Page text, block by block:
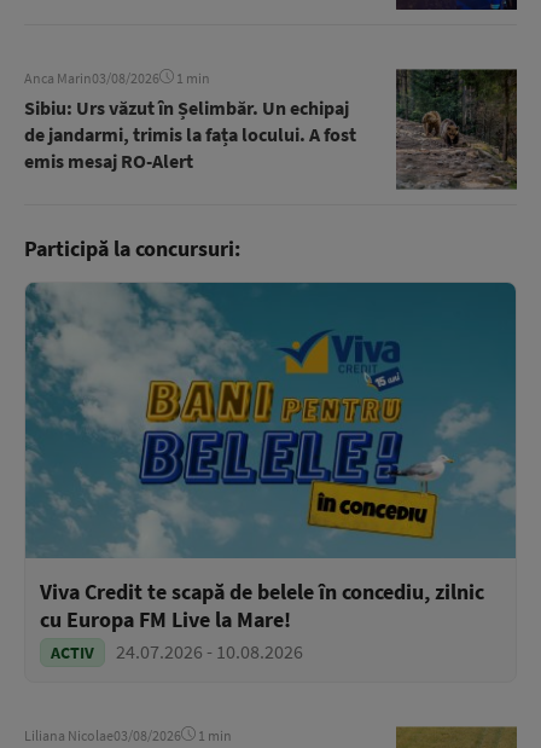
Anca Marin03/08/2026 1 min
Sibiu: Urs văzut în Șelimbăr. Un echipaj
de jandarmi, trimis la fața locului. A fost
emis mesaj RO-Alert
Participă la concursuri:
Viva Credit te scapă de belele în concediu, zilnic
cu Europa FM Live la Mare!
ACTIV 24.07.2026 - 10.08.2026
Liliana Nicolae03/08/2026 1 min